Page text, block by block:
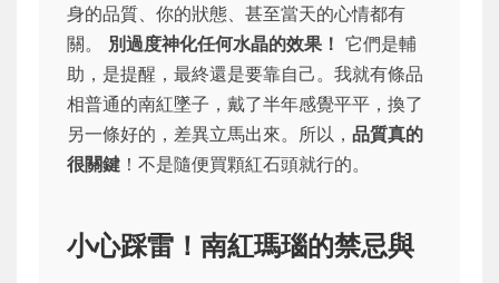
身的品質、你的狀態、甚至當天的心情都有
關。 別過度神化任何水晶的效果！ 它們是輔
助，是提醒，最終還是要靠自己。我就有條品
相普通的南紅墜子，戴了半年感覺平平，換了
另一條好的，差異立馬出來。所以， 品質真的
很關鍵 ！不是隨便買顆紅石頭就行的。
小心踩雷！南紅瑪瑙的禁忌與